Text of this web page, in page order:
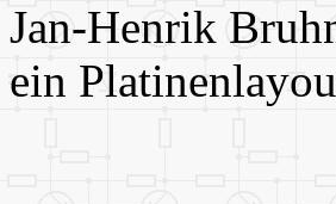
Jan-Henrik
ein